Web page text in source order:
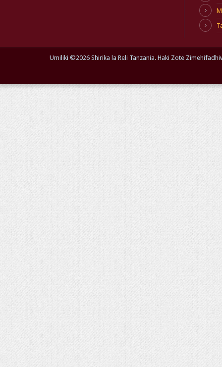
Umiliki ©2026 Shirika la Reli Tanzania. Haki Zote